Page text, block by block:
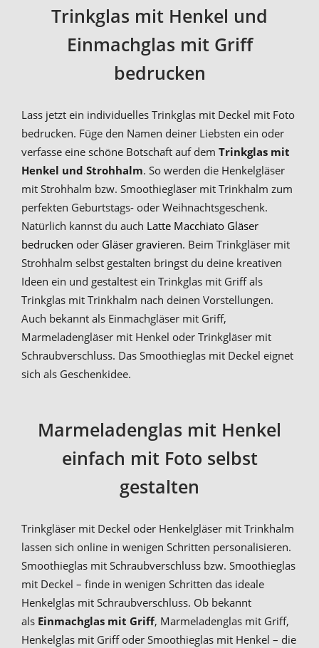
Trinkglas mit Henkel und
Einmachglas mit Griff
bedrucken
Lass jetzt ein individuelles Trinkglas mit Deckel mit Foto
bedrucken. Füge den Namen deiner Liebsten ein oder
verfasse eine schöne Botschaft auf dem Trinkglas mit
Henkel und Strohhalm. So werden die Henkelgläser
mit Strohhalm bzw. Smoothiegläser mit Trinkhalm zum
perfekten Geburtstags- oder Weihnachtsgeschenk.
Natürlich kannst du auch Latte Macchiato Gläser
bedrucken oder Gläser gravieren. Beim Trinkgläser mit
Strohhalm selbst gestalten bringst du deine kreativen
Ideen ein und gestaltest ein Trinkglas mit Griff als
Trinkglas mit Trinkhalm nach deinen Vorstellungen.
Auch bekannt als Einmachgläser mit Griff,
Marmeladengläser mit Henkel oder Trinkgläser mit
Schraubverschluss. Das Smoothieglas mit Deckel eignet
sich als Geschenkidee.
Marmeladenglas mit Henkel
einfach mit Foto selbst
gestalten
Trinkgläser mit Deckel oder Henkelgläser mit Trinkhalm
lassen sich online in wenigen Schritten personalisieren.
Smoothieglas mit Schraubverschluss bzw. Smoothieglas
mit Deckel – finde in wenigen Schritten das ideale
Henkelglas mit Schraubverschluss. Ob bekannt
als Einmachglas mit Griff, Marmeladenglas mit Griff,
Henkelglas mit Griff oder Smoothieglas mit Henkel – die